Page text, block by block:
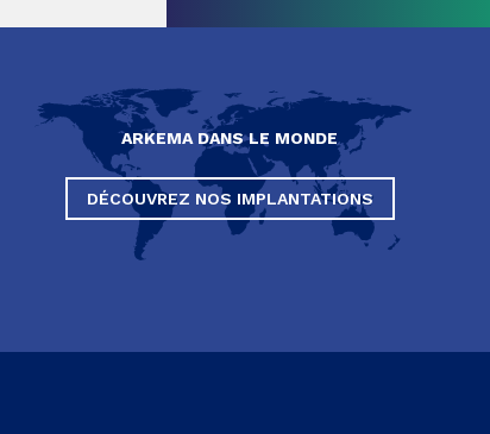
ARKEMA DANS LE MONDE
DÉCOUVREZ NOS IMPLANTATIONS